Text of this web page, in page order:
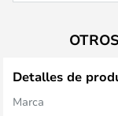
Detalles de
Marca